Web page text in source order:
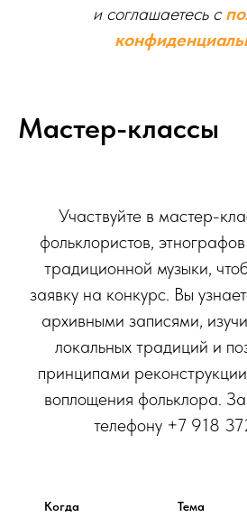
и соглашаетесь c
Мастер-классы
Участвуйте в мастер-
фольклористов,
традиционной музыки,
заявку на конкурс. Вы
архивными записями,
локальных традиций и
принципами
воплощения фольклора.
телефону +7 918
Когда Тема